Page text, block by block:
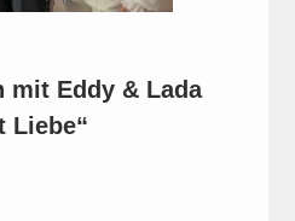
mit Eddy & Lada
Liebe“